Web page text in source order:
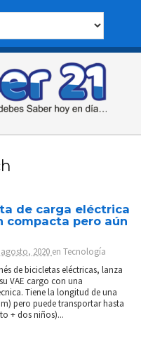
de carga eléctrica
compacta pero aún
agosto, 2020 enTecnología
de bicicletas eléctricas, lanza
VAE cargo con una
Tiene la longitud de una
pero puede transportar hasta
+ dos niños)...